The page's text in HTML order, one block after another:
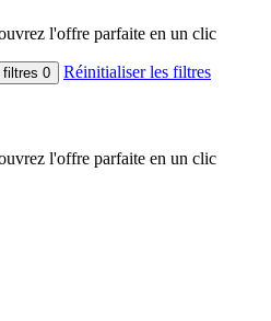
l'offre parfaite en un clic
filtres 0 Réinitialiser les filtres
l'offre parfaite en un clic